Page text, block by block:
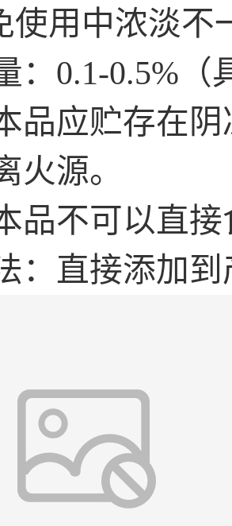
使用中浓淡不
：0.1-0.5%
品应贮存在
火源。
品不可以直
：直接添加